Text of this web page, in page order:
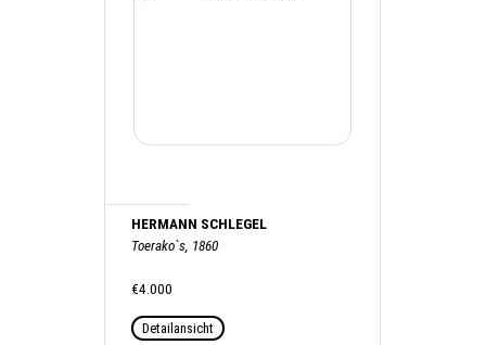
HERMANN SCHLEGEL
Toerako`s, 1860
€4.000
Detailansicht